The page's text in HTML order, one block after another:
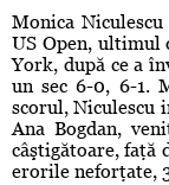
Monica
US Open, ultimul
York, după ce a
un sec 6-0, 6-1.
scorul, Niculescu
Ana Bogdan,
câştigătoare, faţă
erorile neforţate,